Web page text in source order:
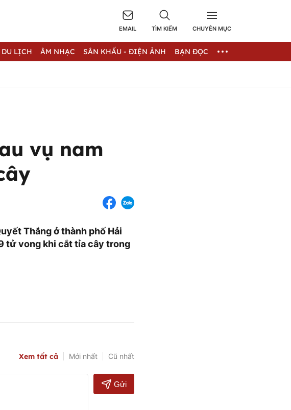
EMAIL TÌM KIẾM CHUYÊN MỤC
DU LỊCH ÂM NHẠC SÂN KHẤU - ĐIỆN ẢNH BẠN ĐỌC
vụ nam
Thắng ở thành phố Hải
tử vong khi cắt tỉa cây trong
Xem tất cả Mới nhất Cũ nhất
Gửi